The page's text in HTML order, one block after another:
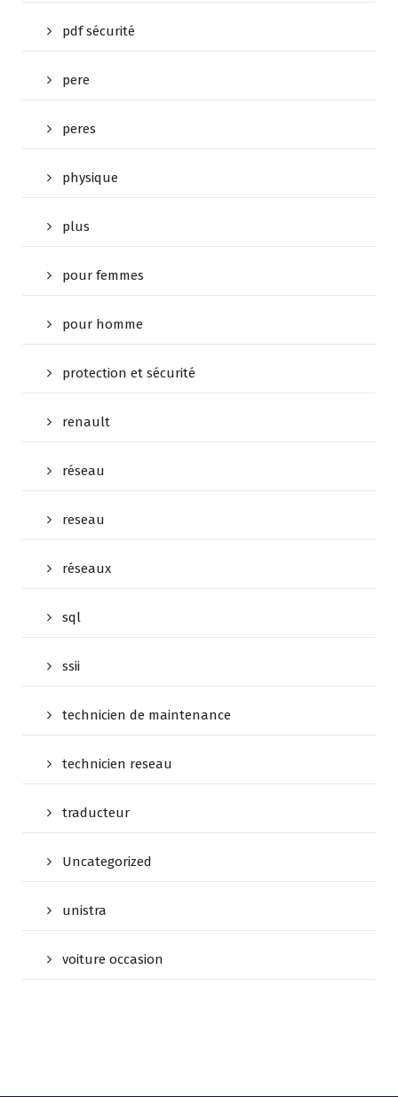
pdf sécurité
pere
peres
physique
plus
pour femmes
pour homme
protection et sécurité
renault
réseau
reseau
réseaux
sql
ssii
technicien de maintenance
technicien reseau
traducteur
Uncategorized
unistra
voiture occasion